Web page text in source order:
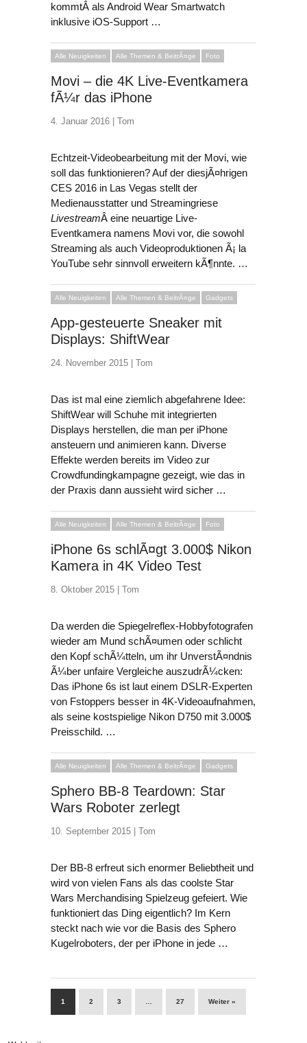
kommtÂ als Android Wear Smartwatch
inklusive iOS-Support …
Alle Neuigkeiten Alle Themen & BeitrÃ¤ge Foto
Movi – die 4K Live-Eventkamera
fÃ¼r das iPhone
4. Januar 2016 | Tom
Echtzeit-Videobearbeitung mit der Movi, wie
soll das funktionieren? Auf der diesjÃ¤hrigen
CES 2016 in Las Vegas stellt der
Medienausstatter und Streamingriese
LivestreamÂ eine neuartige Live-
Eventkamera namens Movi vor, die sowohl
Streaming als auch Videoproduktionen Ã¡ la
YouTube sehr sinnvoll erweitern kÃ¶nnte. …
Alle Neuigkeiten Alle Themen & BeitrÃ¤ge Gadgets
App-gesteuerte Sneaker mit
Displays: ShiftWear
24. November 2015 | Tom
Das ist mal eine ziemlich abgefahrene Idee:
ShiftWear will Schuhe mit integrierten
Displays herstellen, die man per iPhone
ansteuern und animieren kann. Diverse
Effekte werden bereits im Video zur
Crowdfundingkampagne gezeigt, wie das in
der Praxis dann aussieht wird sicher …
Alle Neuigkeiten Alle Themen & BeitrÃ¤ge Foto
iPhone 6s schlÃ¤gt 3.000$ Nikon
Kamera in 4K Video Test
8. Oktober 2015 | Tom
Da werden die Spiegelreflex-Hobbyfotografen
wieder am Mund schÃ¤umen oder schlicht
den Kopf schÃ¼tteln, um ihr UnverstÃ¤ndnis
Ã¼ber unfaire Vergleiche auszudrÃ¼cken:
Das iPhone 6s ist laut einem DSLR-Experten
von Fstoppers besser in 4K-Videoaufnahmen,
als seine kostspielige Nikon D750 mit 3.000$
Preisschild. …
Alle Neuigkeiten Alle Themen & BeitrÃ¤ge Gadgets
Sphero BB-8 Teardown: Star
Wars Roboter zerlegt
10. September 2015 | Tom
Der BB-8 erfreut sich enormer Beliebtheit und
wird von vielen Fans als das coolste Star
Wars Merchandising Spielzeug gefeiert. Wie
funktioniert das Ding eigentlich? Im Kern
steckt nach wie vor die Basis des Sphero
Kugelroboters, der per iPhone in jede …
1 2 3 27 Weiter »